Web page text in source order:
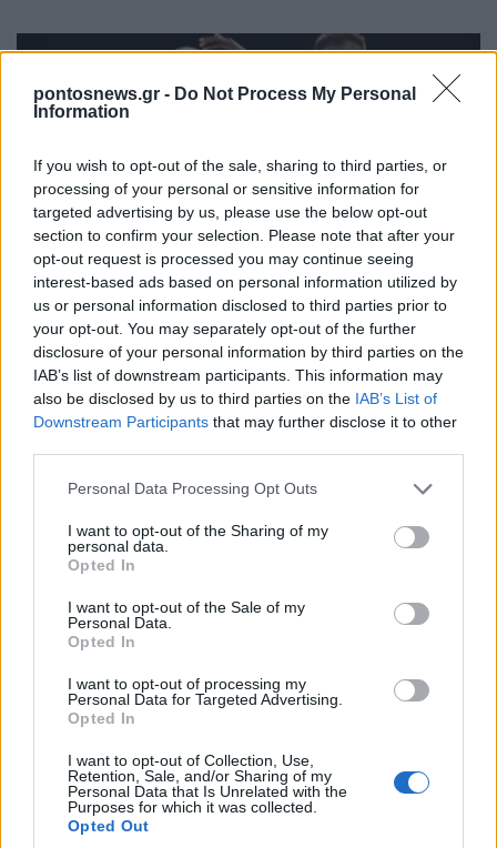
pontosnews.gr - Do Not Process My Personal
Information
If you wish to opt-out of the sale, sharing to third parties, or
processing of your personal or sensitive information for
targeted advertising by us, please use the below opt-out
section to confirm your selection. Please note that after your
opt-out request is processed you may continue seeing
interest-based ads based on personal information utilized by
us or personal information disclosed to third parties prior to
your opt-out. You may separately opt-out of the further
disclosure of your personal information by third parties on the
IAB’s list of downstream participants. This information may
also be disclosed by us to third parties on the IAB’s List of
Downstream Participants that may further disclose it to other
Please note that this website/app uses one or more Google
not limited to your visit or usage behaviour. You may click to
grant or deny consent to Google and its third-party tags to
use your data for below specified purposes in below Google
consent section.
Personal Data Processing Opt Outs
I want to opt-out of the Sharing of my
personal data.
Opted In
I want to opt-out of the Sale of my
Personal Data.
Opted In
I want to opt-out of processing my
Personal Data for Targeted Advertising.
Opted In
I want to opt-out of Collection, Use,
Retention, Sale, and/or Sharing of my
Personal Data that Is Unrelated with the
Purposes for which it was collected.
Opted Out
ΑΘΛΗΤΙΣΜΟΣ
Conference League: Με τον ηττημένο του
Χράντετς Κράλοβε – Μπεσίκτας ο Παναθηναϊκός
– Ο αντίπαλος του ΠΑΟΚ
ΑΘΛΗΤΙΣΜΟΣ
Europa League: Με τον ηττημένο του Λέφσκι
Σόφιας – Καϊράτ Αλμάτι ο ΠΑΟΚ – Απέφυγε τα
μεγαθήρια ο ΟΦΗ
3/08/2026 - 2:40μμ